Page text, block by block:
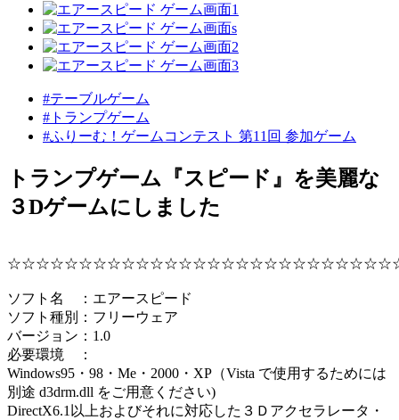
#テーブルゲーム
#トランプゲーム
#ふりーむ！ゲームコンテスト 第11回 参加ゲーム
トランプゲーム『スピード』を美麗な
３Dゲームにしました
ソフト名 ：エアースピード
ソフト種別：フリーウェア
バージョン：1.0
必要環境 ：
Windows95・98・Me・2000・XP（Vista で使用するためには
別途 d3drm.dll をご用意ください)
DirectX6.1以上およびそれに対応した３Ｄアクセラレータ・